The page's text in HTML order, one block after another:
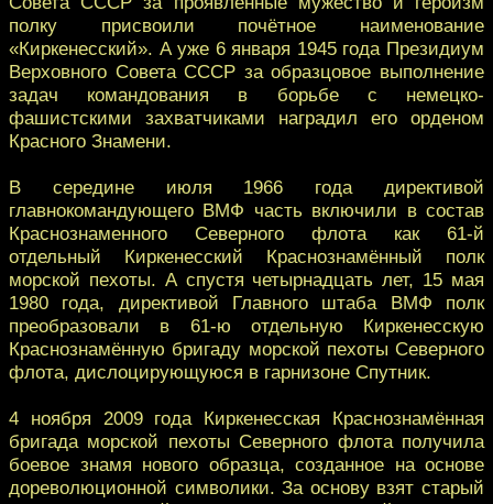
полку присвоили почётное наименование
«Киркенеcский». А уже 6 января 1945 года Президиум
Верховного Совета СССР за образцовое выполнение
задач командования в борьбе с немецко-
фашистскими захватчиками наградил его орденом
Красного Знамени.
В середине июля 1966 года директивой
главнокомандующего ВМФ часть включили в состав
Краснознаменного Северного флота как 61-й
отдельный Киркенесский Краснознамённый полк
морской пехоты. А спустя четырнадцать лет, 15 мая
1980 года, директивой Главного штаба ВМФ полк
преобразовали в 61-ю отдельную Киркенесскую
Краснознамённую бригаду морской пехоты Северного
флота, дислоцирующуюся в гарнизоне Спутник.
4 ноября 2009 года Киркенесская Краснознамённая
бригада морской пехоты Северного флота получила
боевое знамя нового образца, созданное на основе
дореволюционной символики. За основу взят старый